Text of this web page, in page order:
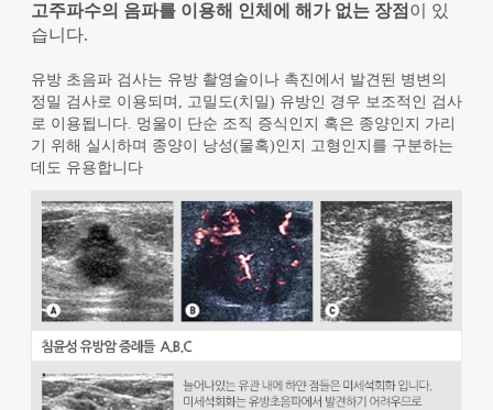
고주파수의 음파를 이용해 인체에 해가 없는 장점 이 있
습니다.
유방 초음파 검사는 유방 촬영술이나 촉진에서 발견된 병변의
정밀 검사로 이용되며, 고밀도(치밀) 유방인 경우 보조적인 검사
로 이용됩니다. 멍울이 단순 조직 증식인지 혹은 종양인지 가리
기 위해 실시하며 종양이 낭성(물혹)인지 고형인지를 구분하는
데도 유용합니다